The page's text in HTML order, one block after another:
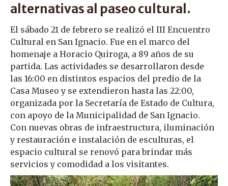
alternativas al paseo cultural.
El sábado 21 de febrero se realizó el III Encuentro
Cultural en San Ignacio. Fue en el marco del
homenaje a Horacio Quiroga, a 89 años de su
partida. Las actividades se desarrollaron desde
las 16:00 en distintos espacios del predio de la
Casa Museo y se extendieron hasta las 22:00,
organizada por la Secretaría de Estado de Cultura,
con apoyo de la Municipalidad de San Ignacio.
Con nuevas obras de infraestructura, iluminación
y restauración e instalación de esculturas, el
espacio cultural se renovó para brindar más
servicios y comodidad a los visitantes.